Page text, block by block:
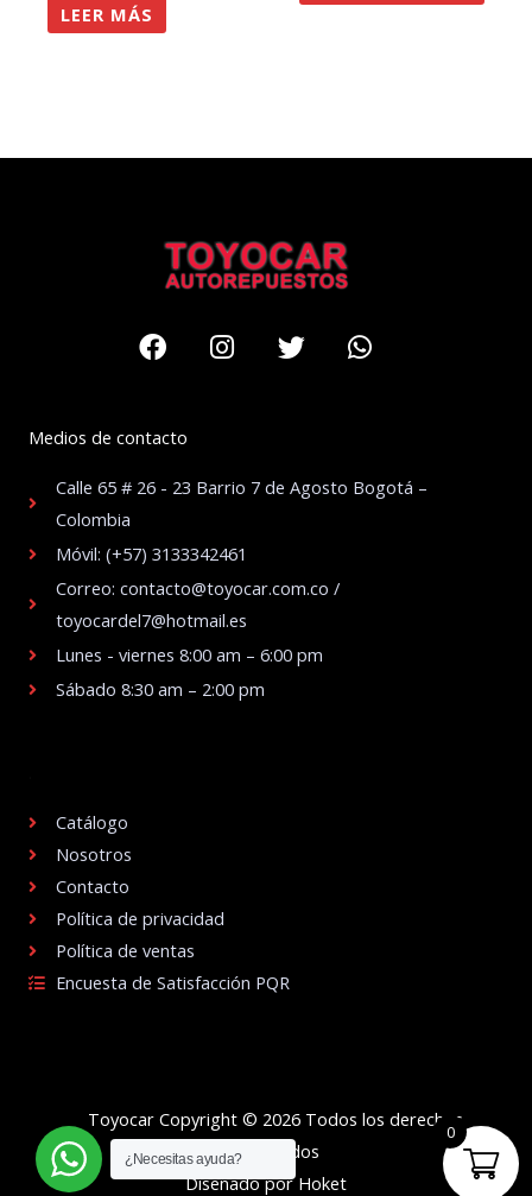
LEER MÁS
FacebookInstagram
TwitterWhatsapp
Medios de contacto
Calle 65 # 26 - 23 Barrio 7 de Agosto Bogotá –
Colombia
Móvil: (+57) 3133342461
Correo: contacto@toyocar.com.co /
toyocardel7@hotmail.es
Lunes - viernes 8:00 am – 6:00 pm
Sábado 8:30 am – 2:00 pm
Catálogo
Nosotros
Contacto
Política de privacidad
Política de ventas
Encuesta de Satisfacción PQR
Toyocar Copyright © 2026 Todos los derechos
reservados
Diseñado por Hoket
¿Necesitas ayuda?
0